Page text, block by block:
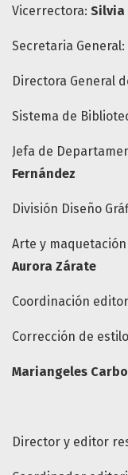
Vicerrectora: Silvia
Secretaria General:
Directora General
Sistema de
Jefa de
Fernández
División Diseño
Arte y
Aurora Zárate
Coordinación
Corrección de
Mariangeles
Director y editor